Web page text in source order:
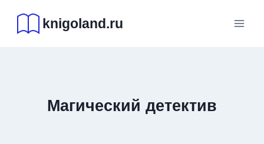
содержимому
knigoland.ru
Магический детектив